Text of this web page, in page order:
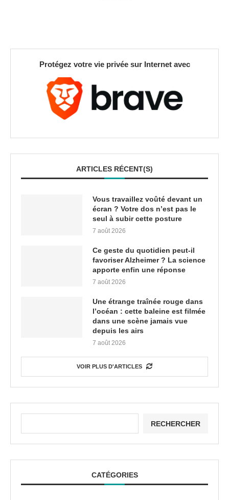
Protégez votre vie privée sur Internet avec
ARTICLES RÉCENT(S)
Vous travaillez voûté devant un
écran ? Votre dos n’est pas le
seul à subir cette posture
7 août 2026
Ce geste du quotidien peut-il
favoriser Alzheimer ? La science
apporte enfin une réponse
7 août 2026
Une étrange traînée rouge dans
l’océan : cette baleine est filmée
dans une scène jamais vue
depuis les airs
7 août 2026
VOIR PLUS D'ARTICLES
RECHERCHER
CATÉGORIES